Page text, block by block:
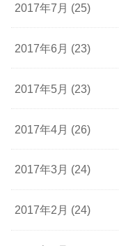
2017年7月 (25)
2017年6月 (23)
2017年5月 (23)
2017年4月 (26)
2017年3月 (24)
2017年2月 (24)